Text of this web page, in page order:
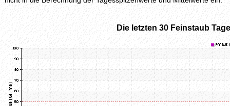
Die letzten 30 Feinstaub